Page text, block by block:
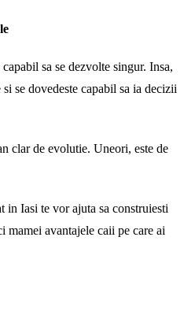
sa se dezvolte singur. Insa,
se dovedeste capabil sa ia decizii
clar de evolutie. Uneori, este de
Iasi te vor ajuta sa construiesti
mamei avantajele caii pe care ai